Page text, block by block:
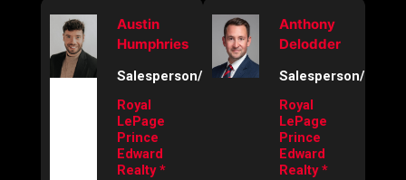
Austin
Humphries
Salesperson/REALTOR®
Royal
LePage
Prince
Edward
Realty *
Anthony
Delodder
Salesperson/
Royal
LePage
Prince
Edward
Realty *